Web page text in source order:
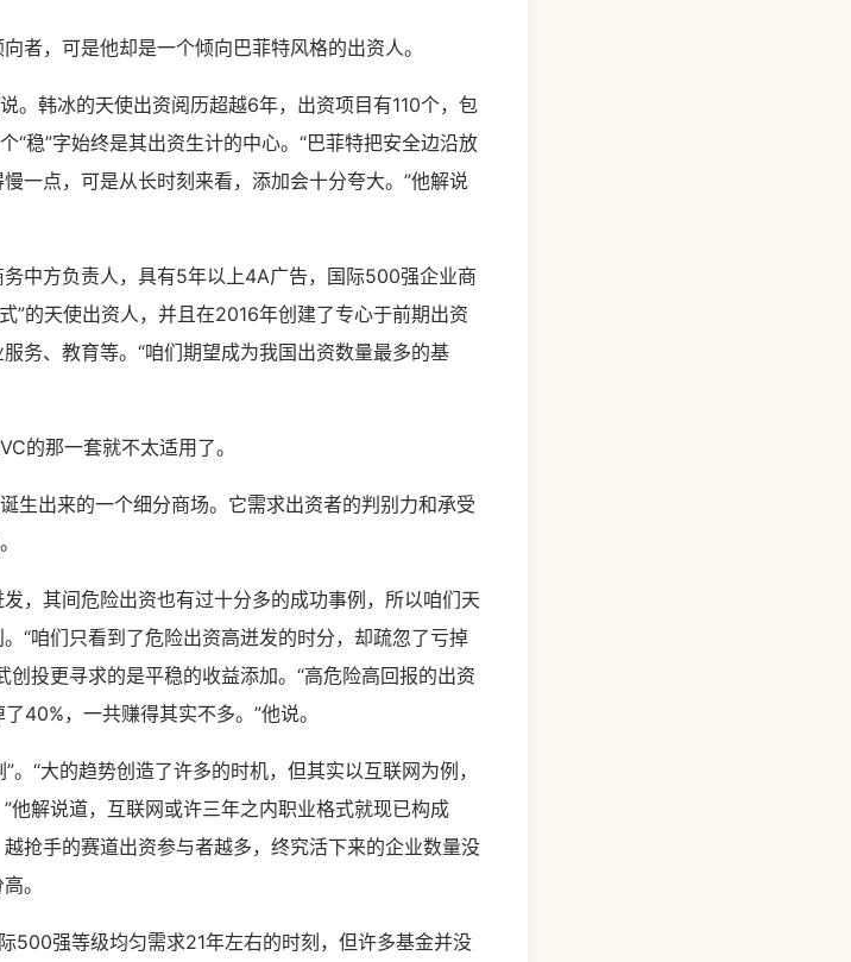
者，可是他却是一个倾向巴菲特风格的出资人。
。韩冰的天使出资阅历超越6年，出资项目有110个，包
稳”字始终是其出资生计的中心。“巴菲特把安全边沿放
一点，可是从长时刻来看，添加会十分夸大。”他解说
中方负责人，具有5年以上4A广告，国际500强企业商
”的天使出资人，并且在2016年创建了专心于前期出资
务、教育等。“咱们期望成为我国出资数量最多的基
的那一套就不太适用了。
生出来的一个细分商场。它需求出资者的判别力和承受
，其间危险出资也有过十分多的成功事例，所以咱们天
“咱们只看到了危险出资高迸发的时分，却疏忽了亏掉
投更寻求的是平稳的收益添加。“高危险高回报的出资
40%，一共赚得其实不多。”他说。
。“大的趋势创造了许多的时机，但其实以互联网为例，
他解说道，互联网或许三年之内职业格式就现已构成
抢手的赛道出资参与者越多，终究活下来的企业数量没
。
500强等级均匀需求21年左右的时刻，但许多基金并没